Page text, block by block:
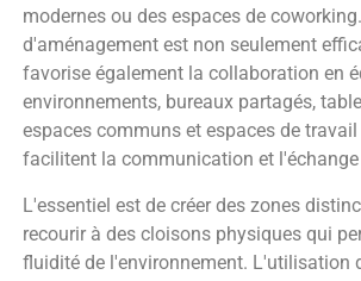
modernes ou des espaces de
d'aménagement est non seulement
favorise également la collaboration en
environnements, bureaux partagés,
espaces communs et espaces de
facilitent la communication et l'échange
L'essentiel est de créer des zones
recourir à des cloisons physiques qui
fluidité de l'environnement. L'utilisation